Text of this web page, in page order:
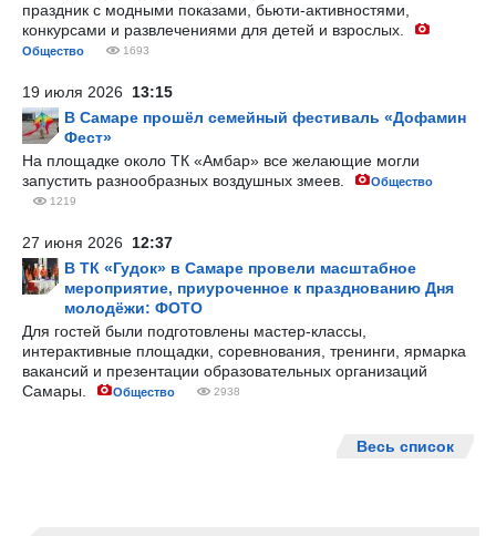
праздник с модными показами, бьюти-активностями,
конкурсами и развлечениями для детей и взрослых.
Общество 1693
19 июля 2026 13:15
В Самаре прошёл семейный фестиваль «Дофамин
Фест»
На площадке около ТК «Амбар» все желающие могли
запустить разнообразных воздушных змеев.
Общество
1219
27 июня 2026 12:37
В ТК «Гудок» в Самаре провели масштабное
мероприятие, приуроченное к празднованию Дня
молодёжи: ФОТО
Для гостей были подготовлены мастер-классы,
интерактивные площадки, соревнования, тренинги, ярмарка
вакансий и презентации образовательных организаций
Самары.
Общество 2938
Весь список